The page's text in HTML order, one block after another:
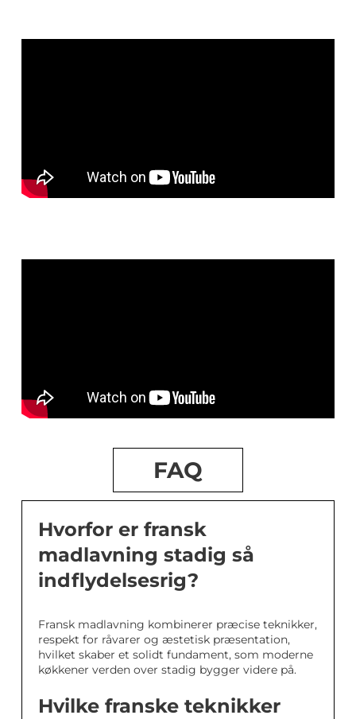
FAQ
Hvorfor er fransk
madlavning stadig så
indflydelsesrig?
Fransk madlavning kombinerer præcise teknikker,
respekt for råvarer og æstetisk præsentation,
hvilket skaber et solidt fundament, som moderne
køkkener verden over stadig bygger videre på.
Hvilke franske teknikker